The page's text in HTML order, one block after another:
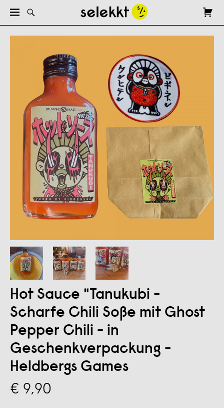
Hot Sauce "Tanukubi -
Scharfe Chili Soße mit Ghost
Pepper Chili - in
Geschenkverpackung -
Heldbergs Games
€ 9,90